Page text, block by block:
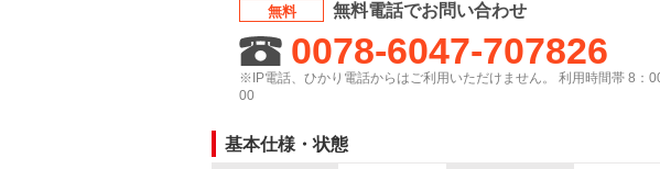
無料 無料電話でお問い合わせ
0078-6047-707826
※IP電話、ひかり電話からはご利用いただけません。 利用時間帯 8：
00
基本仕様・状態